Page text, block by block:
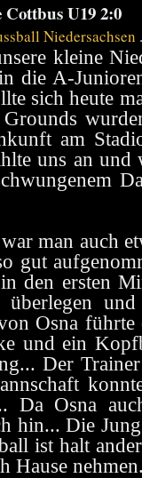
U19 2:0
Niedersachsen
kleine
die A-
sich heute
am
uns an
man auch
gut
den ersten
Osna führte
und ein
Der
Da Osna
hin... Die
ist halt
Hause